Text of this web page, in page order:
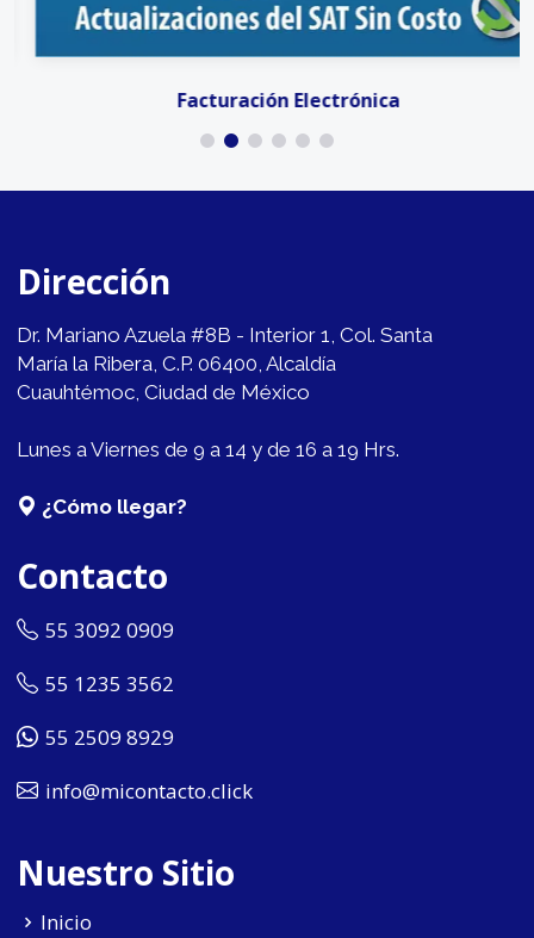
Facturación Electrónica
Dirección
Dr. Mariano Azuela #8B - Interior 1, Col. Santa
María la Ribera, C.P. 06400, Alcaldía
Cuauhtémoc, Ciudad de México
Lunes a Viernes de 9 a 14 y de 16 a 19 Hrs.
¿Cómo llegar?
Contacto
55 3092 0909
55 1235 3562
55 2509 8929
info@micontacto.click
Nuestro Sitio
Inicio